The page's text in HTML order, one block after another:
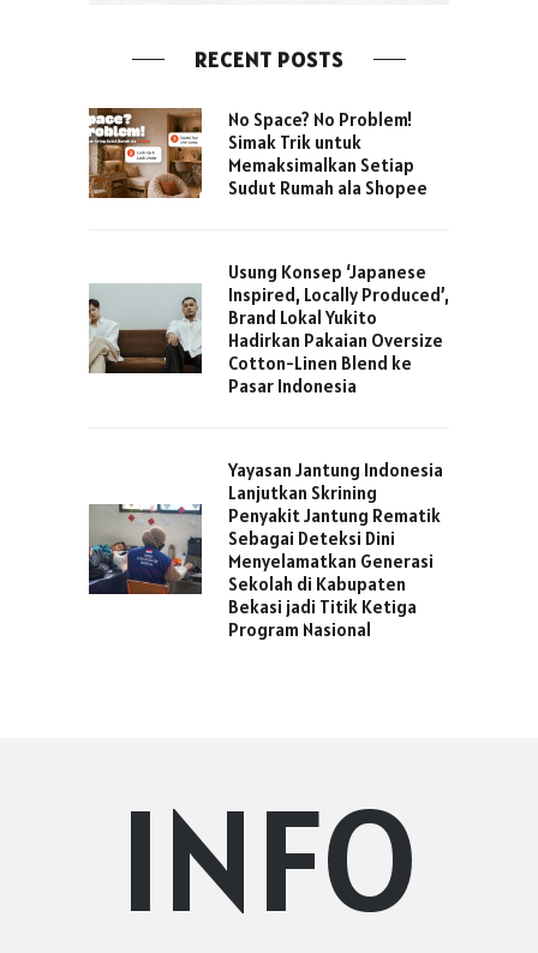
RECENT POSTS
No Space? No Problem!
Simak Trik untuk
Memaksimalkan Setiap
Sudut Rumah ala Shopee
Usung Konsep ‘Japanese
Inspired, Locally Produced’,
Brand Lokal Yukito
Hadirkan Pakaian Oversize
Cotton-Linen Blend ke
Pasar Indonesia
Yayasan Jantung Indonesia
Lanjutkan Skrining
Penyakit Jantung Rematik
Sebagai Deteksi Dini
Menyelamatkan Generasi
Sekolah di Kabupaten
Bekasi jadi Titik Ketiga
Program Nasional
INFO